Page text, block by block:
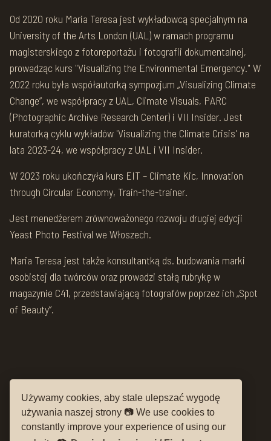
Używamy cookies, aby stale ulepszać wygodę
używania naszej strony 📷 We use cookies to
constantly improve your experience of using our
Od 2020 roku Maria Teresa jest wykładowcą specjalnym na
University of the Arts London (UAL) w ramach programu
magisterskiego z fotoreportażu i fotografii dokumentalnej,
prowadząc kurs "Visualizing the Environmental Emergency." W
2022 roku była współautorką sympozjum „Visualizing Climate
Change”, we współpracy z UAL, Climate Visuals, PARC
(Photographic Archive Research Center) i VII Insider. Jest
kuratorką cyklu wykładów 'Visualizing the Climate Crisis' na
lata 2023-24, we współpracy z UAL i VII Insider.
W 2023 roku ukończyła kurs EIT – Climate Kic, Innovation
through Circular Economy, Train-the-trainer.
Jest menedżerem zrównoważonego rozwoju drugiej edycji
Yeast Photo Festival we Włoszech.
Maria Teresa jest także konsultantką ds. budowania marki
osobistej dla twórców oraz prowadzi stałą rubrykę w
magazynie C41, przedstawiającą fotografów poprzez ich „Spot
of Beauty”.
